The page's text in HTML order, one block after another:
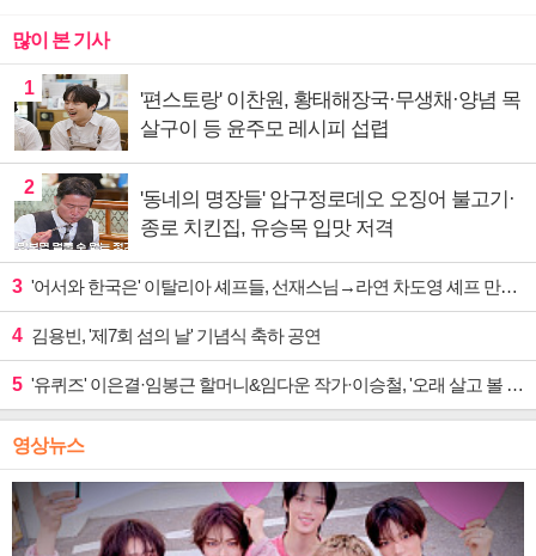
많이 본 기사
1
'편스토랑' 이찬원, 황태해장국·무생채·양념 목
살구이 등 윤주모 레시피 섭렵
2
'동네의 명장들' 압구정로데오 오징어 불고기·
종로 치킨집, 유승목 입맛 저격
3 '어서와 한국은' 이탈리아 셰프들, 선재스님→라연 차도영 셰프 만난다
4 김용빈, '제7회 섬의 날' 기념식 축하 공연
5 '유퀴즈' 이은결·임봉근 할머니&임다운 작가·이승철, '오래 살고 볼 일' 특집 출격
영상뉴스